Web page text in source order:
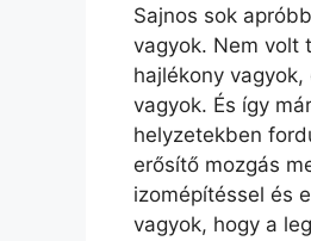
Sajnos sok
vagyok. Nem volt
hajlékony
vagyok. És így
helyzetekben
erősítő mozgás
izomépítéssel és
vagyok, hogy a